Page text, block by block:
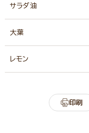
サラダ油
大葉
レモン
印刷